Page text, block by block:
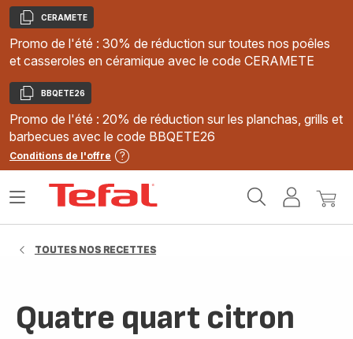
Copier
CERAMETE
Promo de l'été : 30% de réduction sur toutes nos poêles
et casseroles en céramique avec le code CERAMETE
Copier
BBQETE26
Promo de l'été : 20% de réduction sur les planchas, grills et
barbecues avec le code BBQETE26
Conditions de l'offre
MonMon
Ouvrir
TOUTES NOS RECETTES
Quatre quart citron